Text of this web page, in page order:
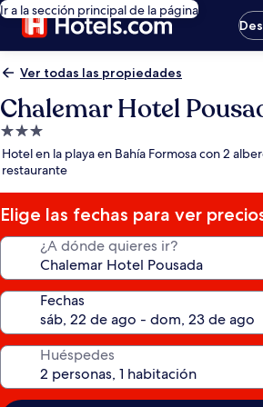
Ir a la sección principal de la página
Ver todas las propiedades
Chalemar Hotel
Propiedad
de
3.0
estrellas
Hotel en la playa en Bahía Formosa con 2
restaurante
Elige las fechas para ver
¿A dónde quieres ir?
Fechas
Huéspedes